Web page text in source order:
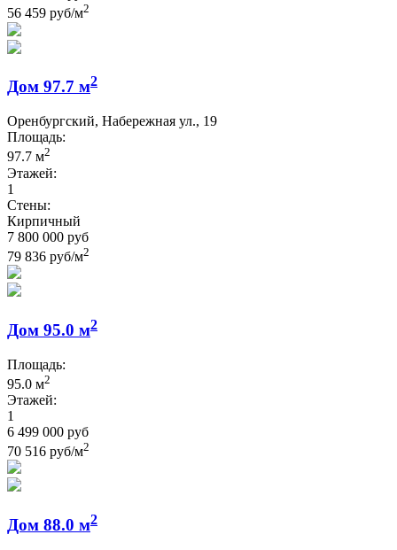
56 459 руб/м2
Дом 97.7 м2
Оренбургский, Набережная ул., 19
Площадь:
97.7 м2
Этажей:
1
Стены:
Кирпичный
7 800 000 руб
79 836 руб/м2
Дом 95.0 м2
Площадь:
95.0 м2
Этажей:
1
6 499 000 руб
70 516 руб/м2
Дом 88.0 м2